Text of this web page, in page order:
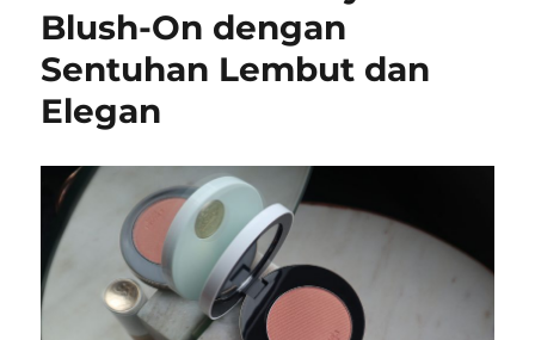
Blush-On dengan
Sentuhan Lembut dan
Elegan